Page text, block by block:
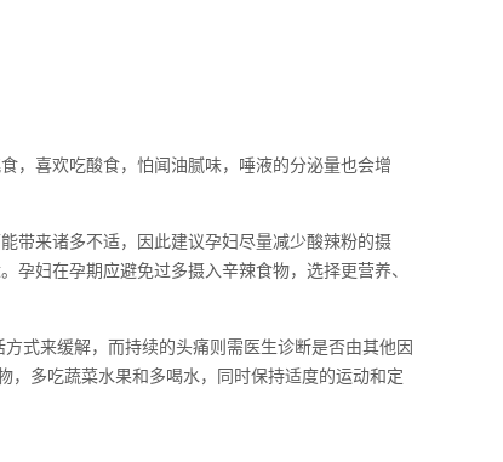
，喜欢吃酸食，怕闻油腻味，唾液的分泌量也会增
带来诸多不适，因此建议孕妇尽量减少酸辣粉的摄
孕妇在孕期应避免过多摄入辛辣食物，选择更营养、
式来缓解，而持续的头痛则需医生诊断是否由其他因
，多吃蔬菜水果和多喝水，同时保持适度的运动和定